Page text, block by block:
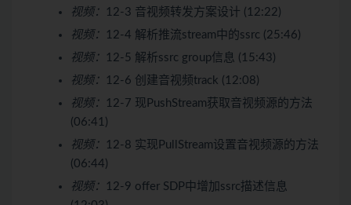
视频：
12-3 音视频转发方案设计 (12:22)
视频：
12-4 解析推流stream中的ssrc (25:46)
视频：
12-5 解析ssrc group信息 (15:43)
视频：
12-6 创建音视频track (12:08)
视频：
12-7 现PushStream获取音视频源的方法
(06:41)
视频：
12-8 实现PullStream设置音视频源的方法
(06:44)
视频：
12-9 offer SDP中增加ssrc描述信息